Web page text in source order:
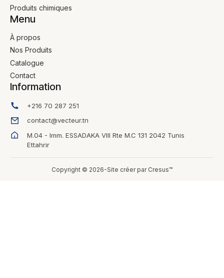
Produits chimiques
Menu
À propos
Nos Produits
Catalogue
Contact
Information
+216 70 287 251
contact@vecteur.tn
M.04 - Imm. ESSADAKA VIII Rte M.C 131 2042 Tunis
Ettahrir
Copyright © 2026-Site créer par Cresus™